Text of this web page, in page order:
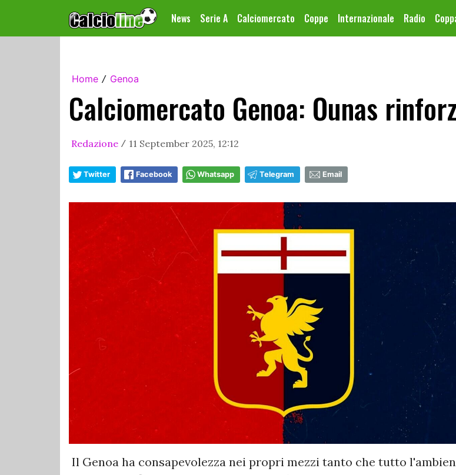
News Serie A Calciomercato Coppe Internazionale Radio
Home / Genoa
Calciomercato Genoa: Ounas
Redazione / 11 September 2025, 12:12
Twitter Facebook Whatsapp Telegram Email
Il Genoa ha consapevolezza nei propri mezzi tanto che tutto